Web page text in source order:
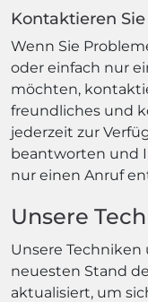
Kontaktieren
Wenn Sie
oder einfach nur
möchten,
freundliches und
jederzeit zur
beantworten und
nur einen Anruf
Unsere
Unsere
neuesten Stand
aktualisiert, um